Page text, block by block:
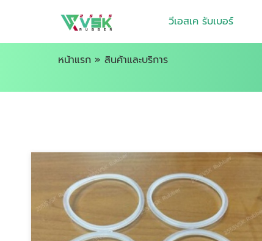
วีเอสเค รับเบอร์
หน้าแรก » สินค้าและบริการ